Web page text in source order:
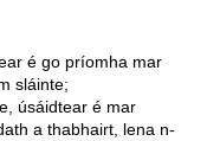
é go príomha mar
sláinte;
úsáidtear é mar
a thabhairt, lena n-